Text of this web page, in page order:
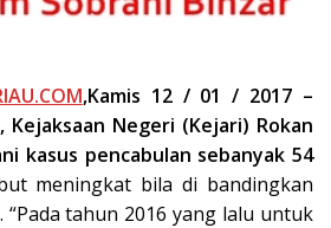
,Kamis 12 / 01 / 2017 –
Kejaksaan Negeri (Kejari) Rokan
kasus pencabulan sebanyak 54
meningkat bila di bandingkan
tahun 2016 yang lalu untuk